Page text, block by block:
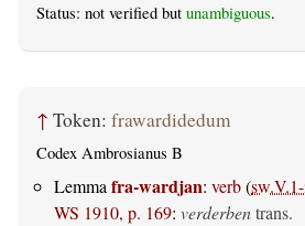
Status: not verified but unambiguous.
↑ Token: frawardidedum
Codex Ambrosianus B
Lemma fra-wardjan: verb(
WS 1910, p. 169: verderbentrans.